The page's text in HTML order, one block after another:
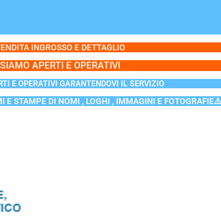
INGROSSO E DETTAGLIO
SIAMO APERTI E OPERATIVI
E OPERATIVI GARANTENDOVI IL SERVIZIO
E STAMPE DI NOMI , LOGHI , IMMAGINI E